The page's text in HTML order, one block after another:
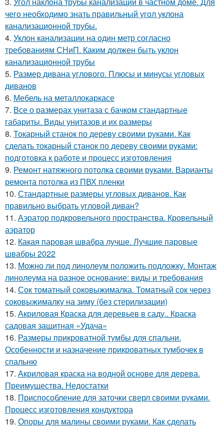
чего необходимо знать правильный угол уклона
канализационной трубы.
4. Уклон канализации на один метр согласно
требованиям СНиП. Каким должен быть уклон
канализационной трубы
5. Размер дивана углового. Плюсы и минусы угловых
диванов
6. Мебель на металлокаркасе
7. Все о размерах унитаза с бачком стандартные
габариты. Виды унитазов и их размеры
8. Токарный станок по дереву своими руками. Как
сделать токарный станок по дереву своими руками:
подготовка к работе и процесс изготовления
9. Ремонт натяжного потолка своими руками. Варианты
ремонта потолка из ПВХ пленки
10. Стандартные размеры угловых диванов. Как
правильно выбрать угловой диван?
11. Аэратор подкровельного пространства. Кровельный
аэратор
12. Какая паровая швабра лучше. Лучшие паровые
швабры 2022
13. Можно ли под линолеум положить подложку. Монтаж
линолеума на разное основание: виды и требования
14. Сок томатный соковыжималка. Томатный сок через
соковыжималку на зиму (без стерилизации)
15. Акриловая Краска для деревьев в саду.. Краска
садовая защитная «Удача»
16. Размеры прикроватной тумбы для спальни.
Особенности и назначение прикроватных тумбочек в
спальню
17. Акриловая краска на водной основе для дерева.
Преимущества. Недостатки
18. Приспособление для заточки сверл своими руками.
Процесс изготовления кондуктора
19. Опоры для малины своими руками. Как сделать